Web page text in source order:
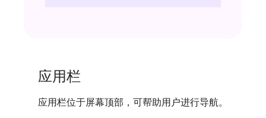
应用栏
应用栏位于屏幕顶部，可帮助用户进行导航。